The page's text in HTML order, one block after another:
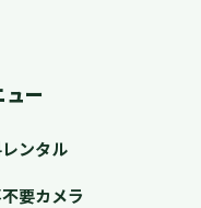
ュー
ンタル
要カメラ